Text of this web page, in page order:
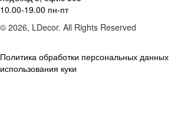
10.00-19.00 пн-пт
© 2026, LDecor. All Rights Reserved
Политика обработки персональных данных
использования куки